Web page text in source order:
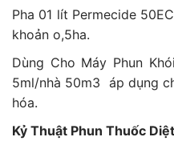
Pha 01 lít Permecide
khoản o,5ha.
Dùng Cho Máy Phun
5ml/nhà 50m3 áp dụng
hóa.
Kỷ Thuật Phun Thuốc